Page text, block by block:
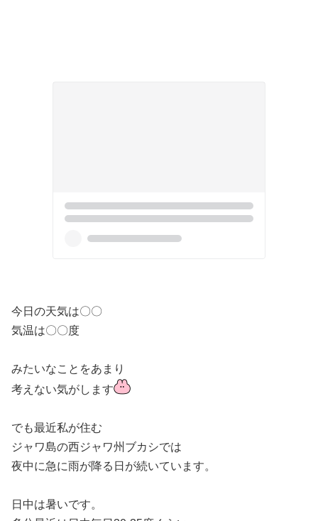
今日の天気は〇〇
気温は〇〇度
みたいなことをあまり
考えない気がします
でも最近私が住む
ジャワ島の西ジャワ州ブカシでは
夜中に急に雨が降る日が続いています。
日中は暑いです。